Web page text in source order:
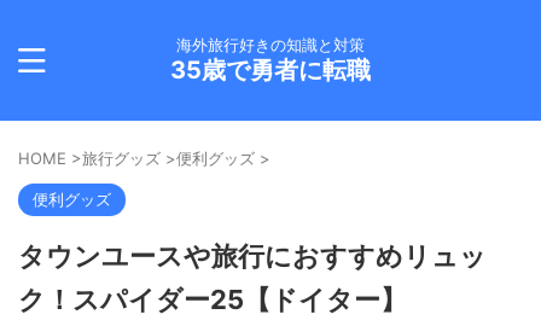
海外旅行好きの知識と対策
35歳で勇者に転職
HOME >旅行グッズ >便利グッズ >
便利グッズ
タウンユースや旅行におすすめリュッ
ク！スパイダー25【ドイター】